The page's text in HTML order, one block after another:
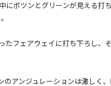
ポツンとグリーンが見える打
フェアウェイに打ち下ろし、
アンジュレーションは激しく